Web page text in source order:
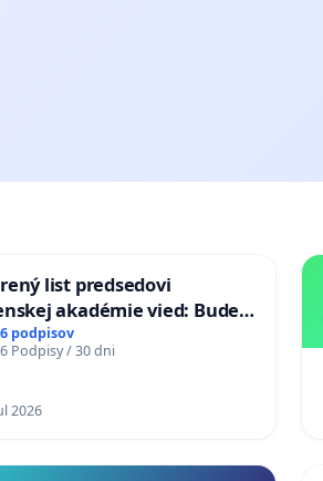
list predsedovi
akadémie vied: Bude
Slovenska 2040 mravnú
podpisov
Podpisy / 30 dni
2026